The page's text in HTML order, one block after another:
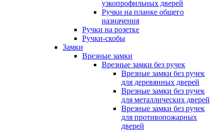
узкопрофильных дверей
Ручки на планке общего
назначения
Ручки на розетке
Ручки-скобы
Замки
Врезные замки
Врезные замки без ручек
Врезные замки без ручек
для деревянных дверей
Врезные замки без ручек
для металлических дверей
Врезные замки без ручек
для противопожарных
дверей